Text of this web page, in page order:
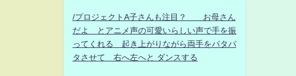
/プロジェクトA子さんも注目？ お母さん
だよ とアニメ声の可愛いらしい声で手を振
ってくれる 起き上がりながら両手をパタパ
タさせて 右へ左へと ダンスする